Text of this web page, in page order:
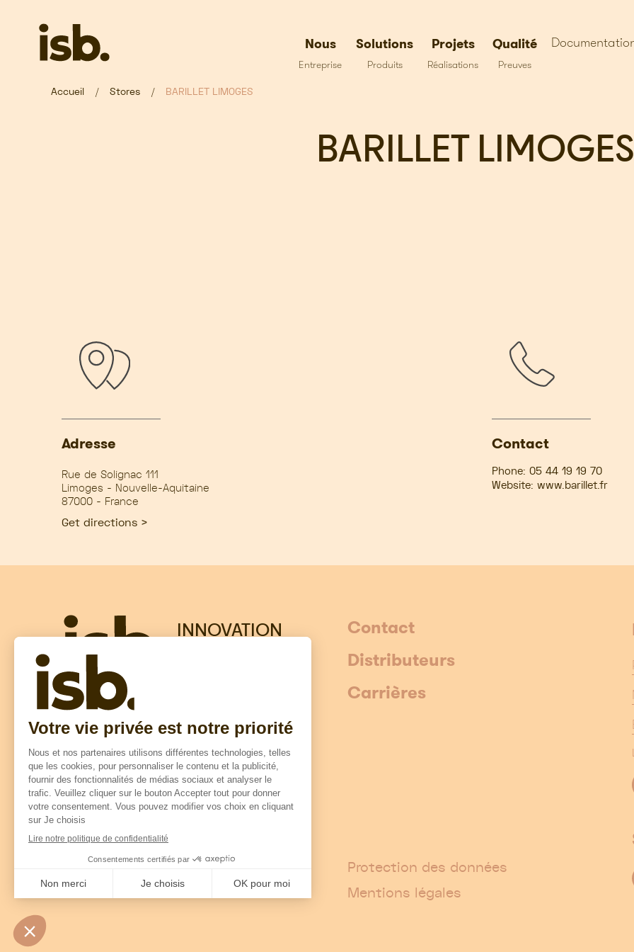
Passer au contenu principal
Nous
Entreprise
Solutions
Produits
Projets
Réalisations
Qualité
Preuves
Accueil Stores BARILLET LIMOGES
BARILLET LIMOGES
Adresse
Rue de Solignac 111
Limoges - Nouvelle-Aquitaine
87000 - France
Get directions >
Contact
Phone: 05 44 19 19 70
Website: www.barillet.fr
INNOVATION
Contact
Distributeurs
Carrières
Protection des données
Mentions légales